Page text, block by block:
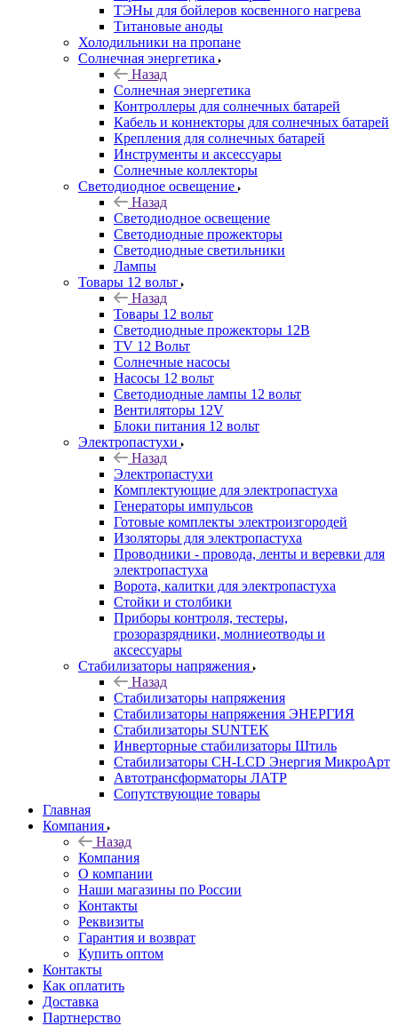
ТЭНы для бойлеров косвенного нагрева
Титановые аноды
Холодильники на пропане
Солнечная энергетика
Назад
Солнечная энергетика
Контроллеры для солнечных батарей
Кабель и коннекторы для солнечных батарей
Крепления для солнечных батарей
Инструменты и аксессуары
Солнечные коллекторы
Светодиодное освещение
Назад
Светодиодное освещение
Светодиодные прожекторы
Светодиодные светильники
Лампы
Товары 12 вольт
Назад
Товары 12 вольт
Светодиодные прожекторы 12В
TV 12 Вольт
Солнечные насосы
Насосы 12 вольт
Светодиодные лампы 12 вольт
Вентиляторы 12V
Блоки питания 12 вольт
Электропастухи
Назад
Электропастухи
Комплектующие для электропастуха
Генераторы импульсов
Готовые комплекты электроизгородей
Изоляторы для электропастуха
Проводники - провода, ленты и веревки для
электропастуха
Ворота, калитки для электропастуха
Стойки и столбики
Приборы контроля, тестеры,
грозоразрядники, молниеотводы и
аксессуары
Стабилизаторы напряжения
Назад
Стабилизаторы напряжения
Стабилизаторы напряжения ЭНЕРГИЯ
Стабилизаторы SUNTEK
Инверторные стабилизаторы Штиль
Стабилизаторы СН-LCD Энepгия МикроАрт
Автотрансформаторы ЛАТР
Сопутствующие товары
Главная
Компания
Назад
Компания
О компании
Наши магазины по России
Контакты
Реквизиты
Гарантия и возврат
Купить оптом
Контакты
Как оплатить
Доставка
Партнерство